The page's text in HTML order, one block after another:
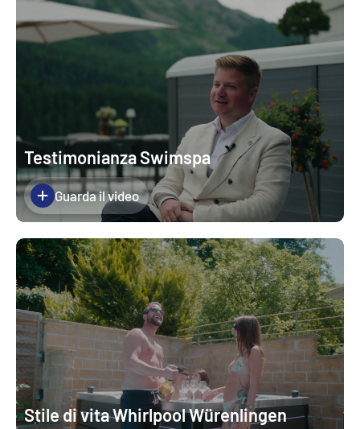
Testimonianza Swimspa
Guarda il video
Stile di vita Whirlpool Würenlingen